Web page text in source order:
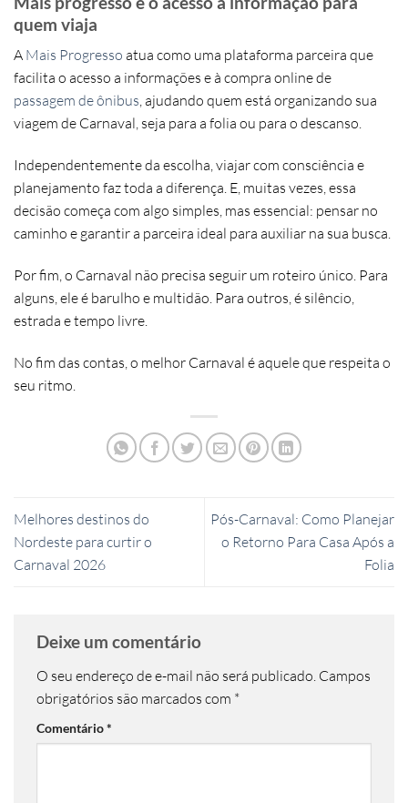
quem viaja
A Mais Progresso atua como uma plataforma parceira que
facilita o acesso a informações e à compra online de
passagem de ônibus, ajudando quem está organizando sua
viagem de Carnaval, seja para a folia ou para o descanso.
Independentemente da escolha, viajar com consciência e
planejamento faz toda a diferença. E, muitas vezes, essa
decisão começa com algo simples, mas essencial: pensar no
caminho e garantir a parceira ideal para auxiliar na sua busca.
Por fim, o Carnaval não precisa seguir um roteiro único. Para
alguns, ele é barulho e multidão. Para outros, é silêncio,
estrada e tempo livre.
No fim das contas, o melhor Carnaval é aquele que respeita o
seu ritmo.
Melhores destinos do
Nordeste para curtir o
Carnaval 2026
Pós-Carnaval: Como Planejar
o Retorno Para Casa Após a
Folia
Deixe um comentário
O seu endereço de e-mail não será publicado. Campos
obrigatórios são marcados com *
Comentário*